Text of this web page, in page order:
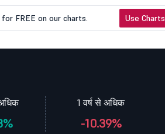
FREE on our charts. Use Charts
1 वर्ष से अधिक
-10.39%